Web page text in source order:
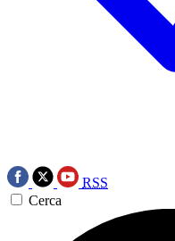
RSS
Cerca